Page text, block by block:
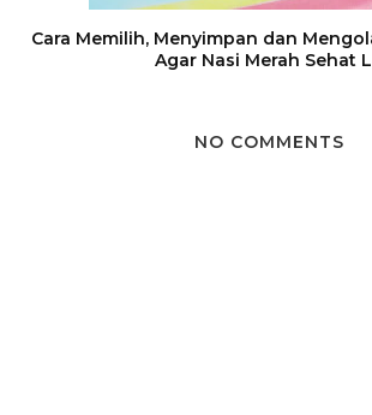
Cara Memilih, Menyimpan dan
Agar Nasi Merah Sehat
NO COMMENTS